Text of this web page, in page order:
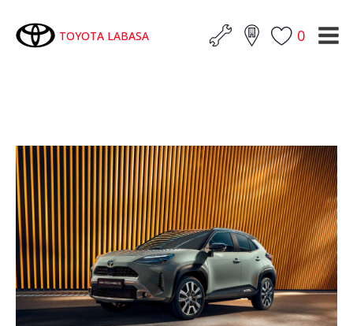
TOYOTA LABASA 0